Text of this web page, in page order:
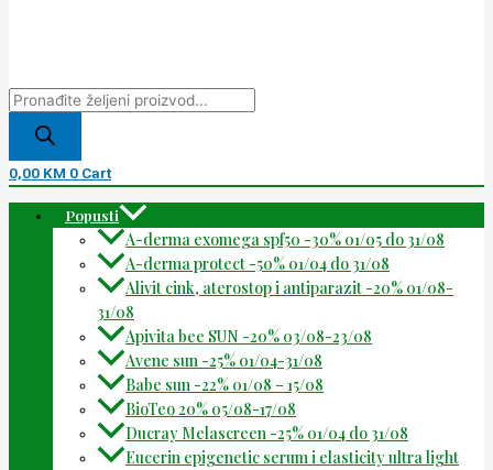
0,00 KM 0 Cart
Popusti
A-derma exomega spf50 -30% 01/05 do 31/08
A-derma protect -50% 01/04 do 31/08
Alivit cink, aterostop i antiparazit -20% 01/08-
31/08
Apivita bee SUN -20% 03/08-23/08
Avene sun -25% 01/04-31/08
Babe sun -22% 01/08 – 15/08
BioTeo 20% 05/08-17/08
Ducray Melascreen -25% 01/04 do 31/08
Eucerin epigenetic serum i elasticity ultra light